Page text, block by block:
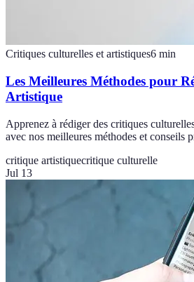
Critiques culturelles et artistiques6 min
Les Meilleures Méthodes pour
Artistique
Apprenez à rédiger des critiques
avec nos meilleures méthodes et conseils
critique artistiquecritique culturelle
Jul 13